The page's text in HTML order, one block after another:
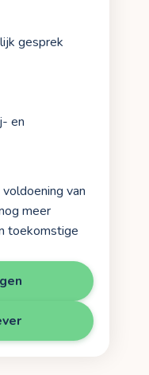
gesprek
en
van
meer
toekomstige